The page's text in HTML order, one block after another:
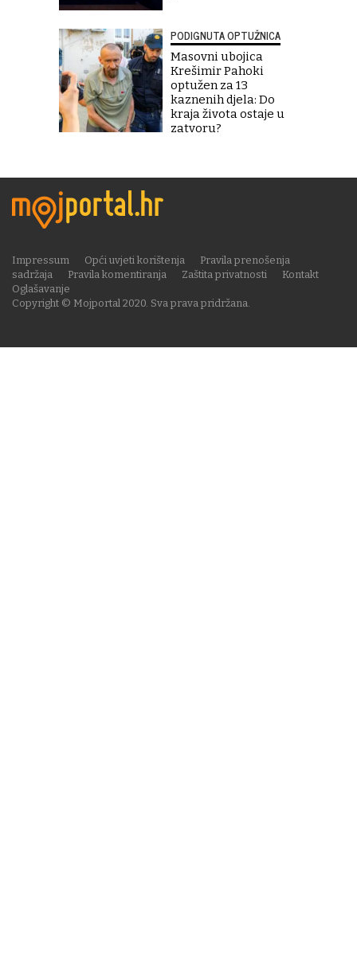
PODIGNUTA OPTUŽNICA
Masovni ubojica
Krešimir Pahoki
optužen za 13
kaznenih djela: Do
kraja života ostaje u
zatvoru?
Copyright © Mojportal 2020. Sva prava pridržana.
Impressum Opći uvjeti korištenja
Pravila prenošenja
sadržaja
Pravila komentiranja Zaštita privatnosti
Kontakt
Oglašavanje